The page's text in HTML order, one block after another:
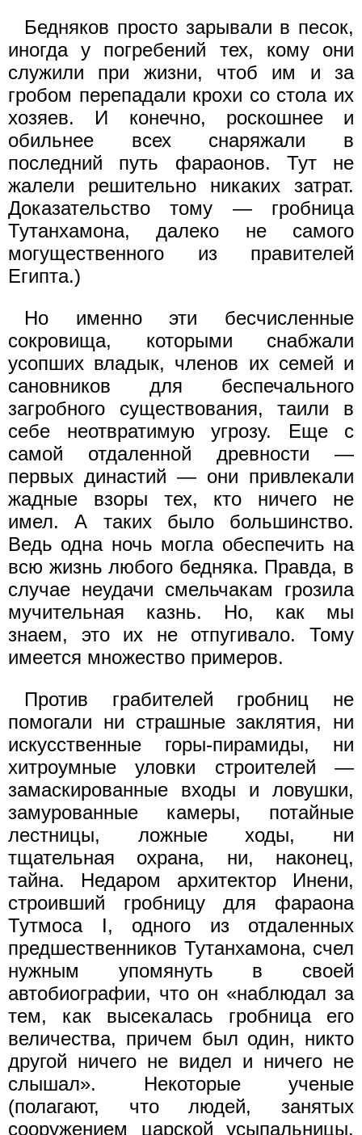
Бедняков просто зарывали в песок,
иногда у погребений тех, кому они
служили при жизни, чтоб им и за
гробом перепадали крохи со стола их
хозяев. И конечно, роскошнее и
обильнее всех снаряжали в
последний путь фараонов. Тут не
жалели решительно никаких затрат.
Доказательство тому — гробница
Тутанхамона, далеко не самого
могущественного из правителей
Египта.)
Но именно эти бесчисленные
сокровища, которыми снабжали
усопших владык, членов их семей и
сановников для беспечального
загробного существования, таили в
себе неотвратимую угрозу. Еще с
самой отдаленной древности —
первых династий — они привлекали
жадные взоры тех, кто ничего не
имел. А таких было большинство.
Ведь одна ночь могла обеспечить на
всю жизнь любого бедняка. Правда, в
случае неудачи смельчакам грозила
мучительная казнь. Но, как мы
знаем, это их не отпугивало. Тому
имеется множество примеров.
Против грабителей гробниц не
помогали ни страшные заклятия, ни
искусственные горы-пирамиды, ни
хитроумные уловки строителей —
замаскированные входы и ловушки,
замурованные камеры, потайные
лестницы, ложные ходы, ни
тщательная охрана, ни, наконец,
тайна. Недаром архитектор Инени,
строивший гробницу для фараона
Тутмоса I, одного из отдаленных
предшественников Тутанхамона, счел
нужным упомянуть в своей
автобиографии, что он «наблюдал за
тем, как высекалась гробница его
величества, причем был один, никто
другой ничего не видел и ничего не
слышал». Некоторые ученые
(полагают, что людей, занятых
сооружением царской усыпальницы,